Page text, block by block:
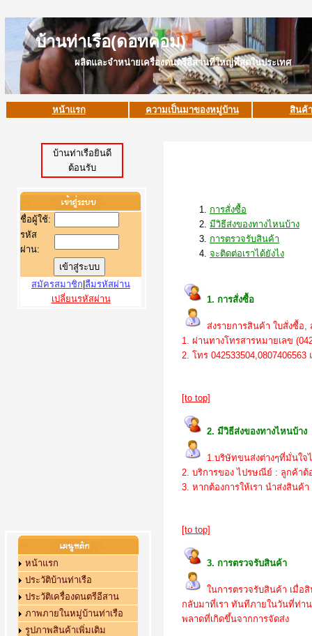
บ้านท่าเรือ(ดอทคอม)
ผลิตและจำหน่ายเครื่องดนตรีอีสานที่ใหญ่ที่สุดในประเทศ
หน้าแรก ความเป็นมาของหมู่บ้าน สินค้
บ้านท่าเรือยินดี
ต้อนรับ
ชื่อผู้ใช้:
รหัส
ผ่าน:
สมัครสมาชิก ลืมรหัสผ่าน
เปลี่ยนรหัสผ่าน
หน้าแรก
ประวัติบ้านท่าเรือ
ประวัติเครื่องดนตรีอีสาน
ภาพภายในหมู่บ้านท่าเรือ
รูปภาพสินค้าเพิ่มเติม
การสั่งซื้อ
มีวิธีส่งของทางไหนบ้าง
การตรวจรับสินค้า
จะติดต่อเราได้ยังไง
1. การสั่งซื้อ
ส่งรายการสินค้า ใบสั่งซื้อ
1. ผ่านทางโทรสารหมายเลข
2. โทร
[to top]
2. มีวิธีส่งของทางไหนบ้าง
1.บริษัทขนส่งต่างๆที่มั่นใจ
2. บริการของ ไปรษณีย์ : ลูกค้าต้
3. หากต้องการให้เรา นำส่งสินค้
[to top]
3. การตรวจรับสินค้า
ในการตรวจรับสินค้า เมื่
กลับมาที่เรา ทันทีภายในวันที่ท่า
พลาดที่เกิดขึ้นจากการจัดส่ง